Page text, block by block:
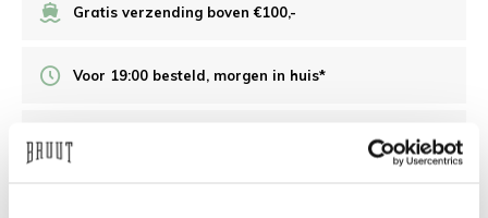
Gratis verzending boven €100,-
Voor 19:00 besteld, morgen in huis*